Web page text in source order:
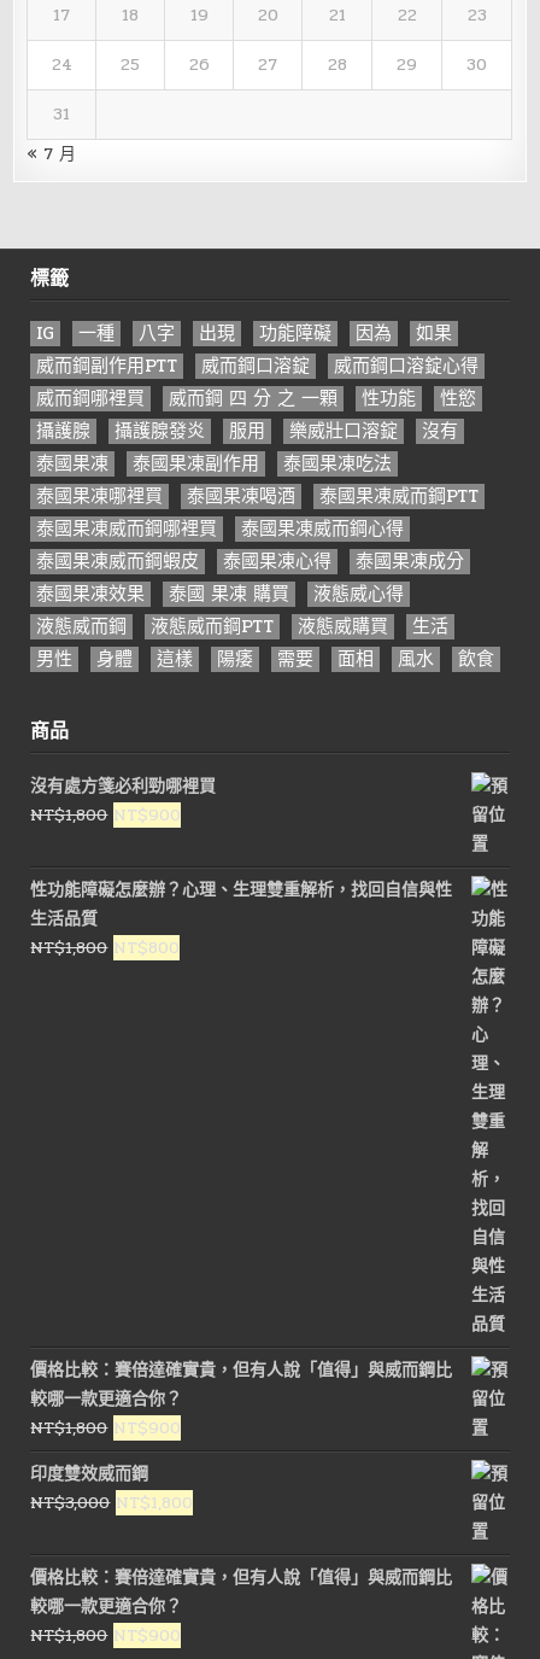
17
18 19 20 21 22
23
24
25 26 27 28 29
30
31
« 7 月
標籤
IG 一種 八字 出現 功能障礙 因為
如果
威而鋼副作用PTT
威而鋼口溶錠
威而鋼口溶錠心得
威而鋼哪裡買
威而鋼 四 分 之 一顆 性功能
性慾
攝護腺
攝護腺發炎 服用 樂威壯口溶錠
沒有
泰國果凍
泰國果凍副作用
泰國果凍吃法
泰國果凍哪裡買
泰國果凍喝酒
泰國果凍威而鋼PTT
泰國果凍威而鋼哪裡買
泰國果凍威而鋼心得
泰國果凍威而鋼蝦皮
泰國果凍心得
泰國果凍成分
泰國果凍效果
泰國 果凍 購買
液態威心得
液態威而鋼
液態威而鋼PTT 液態威購買
生活
男性
身體 這樣 陽痿 需要 面相 風水 飲食
商品
沒有處方箋必利勁哪裡買
NT$1,800 原
價
格：
NT$1,800。
NT$900
價
格：
性功能障礙怎麼辦？心理、生理雙重解析，找回自信與性
生活品質
NT$1,800 原
NT$800
價格比較：賽倍達確實貴，但有人說「值得」與威而鋼比
較哪一款更適合你？
NT$1,800 原
始
價
格：
NT$900
前
價
格：
印度雙效威而鋼
NT$3,000 原
價
格：
NT$3,000。
NT$1,800
價
格：
價格比較：賽倍達確實貴，但有人說「值得」與威而鋼比
較哪一款更適合你？
NT$1,800 原
NT$900